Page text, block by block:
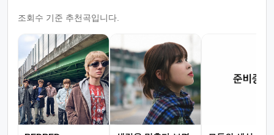
조회수 기준 추천곡입니다.